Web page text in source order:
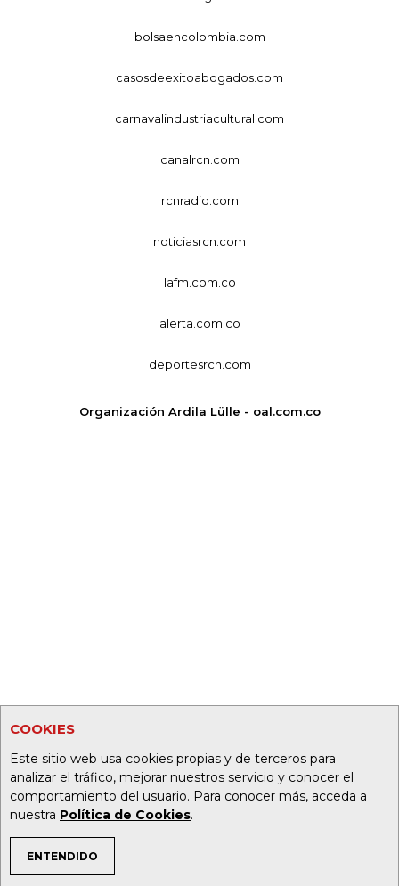
COOKIES
Este sitio web usa cookies propias y de terceros para
analizar el tráfico, mejorar nuestros servicio y conocer el
comportamiento del usuario. Para conocer más, acceda a
nuestra Política de Cookies.
ENTENDIDO
TEMAS DE INTERÉS
bolsaencolombia.com
casosdeexitoabogados.com
carnavalindustriacultural.com
canalrcn.com
rcnradio.com
noticiasrcn.com
lafm.com.co
alerta.com.co
deportesrcn.com
Organización Ardila Lülle - oal.com.co